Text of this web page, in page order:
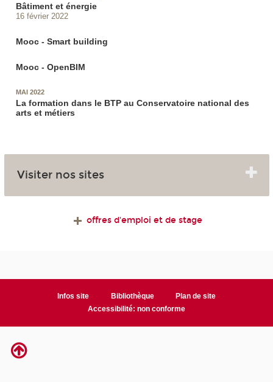
Bâtiment et énergie
16 février 2022
Mooc - Smart building
Mooc - OpenBIM
MAI 2022
La formation dans le BTP au Conservatoire national des
arts et métiers
Visiter nos sites
offres d'emploi et de stage
Infos site Bibliothèque
Plan de site
Accessibilité: non conforme